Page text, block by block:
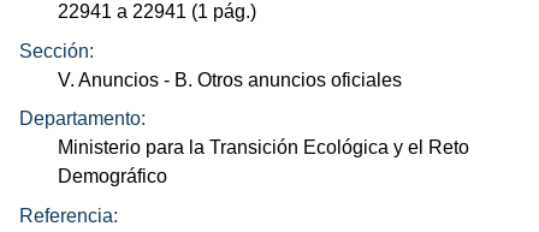
22941 a 22941 (1 pág.)
Sección:
V. Anuncios - B. Otros anuncios oficiales
Departamento:
Ministerio para la Transición Ecológica y el Reto
Demográfico
Referencia: